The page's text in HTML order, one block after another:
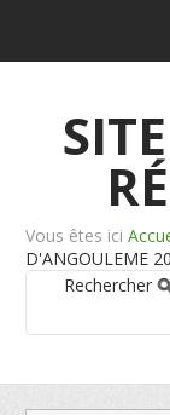
Vous êtes ici
D'ANGOULEME
Rechercher